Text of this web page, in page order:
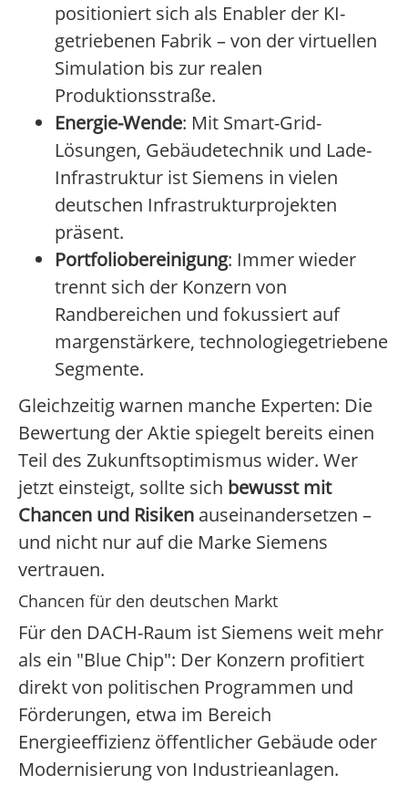
positioniert sich als Enabler der KI-
getriebenen Fabrik – von der virtuellen
Simulation bis zur realen
Produktionsstraße.
Energie-Wende: Mit Smart-Grid-
Lösungen, Gebäudetechnik und Lade-
Infrastruktur ist Siemens in vielen
deutschen Infrastrukturprojekten
präsent.
Portfoliobereinigung: Immer wieder
trennt sich der Konzern von
Randbereichen und fokussiert auf
margenstärkere, technologiegetriebene
Segmente.
Gleichzeitig warnen manche Experten: Die
Bewertung der Aktie spiegelt bereits einen
Teil des Zukunftsoptimismus wider. Wer
jetzt einsteigt, sollte sich bewusst mit
Chancen und Risiken auseinandersetzen –
und nicht nur auf die Marke Siemens
vertrauen.
Chancen für den deutschen Markt
Für den DACH-Raum ist Siemens weit mehr
als ein "Blue Chip": Der Konzern profitiert
direkt von politischen Programmen und
Förderungen, etwa im Bereich
Energieeffizienz öffentlicher Gebäude oder
Modernisierung von Industrieanlagen.